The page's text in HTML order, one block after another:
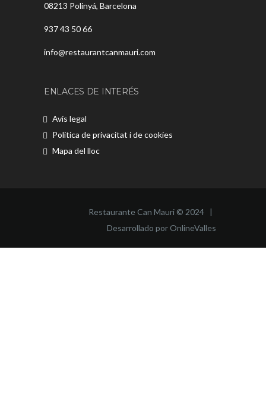
08213 Polinyá, Barcelona
937 43 50 66
info@restaurantcanmauri.com
ENLACES DE INTERÉS
Avís legal
Política de privacitat i de cookies
Mapa del lloc
Restaurante Can Mauri © 2024 |
Desarrollado por OnlineValles